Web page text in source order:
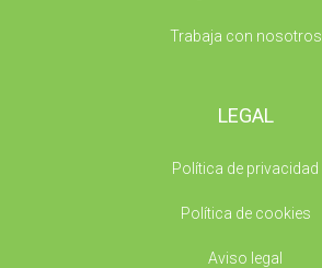
Trabaja con nosotros
LEGAL
Política de privacidad
Política de cookies
Aviso legal